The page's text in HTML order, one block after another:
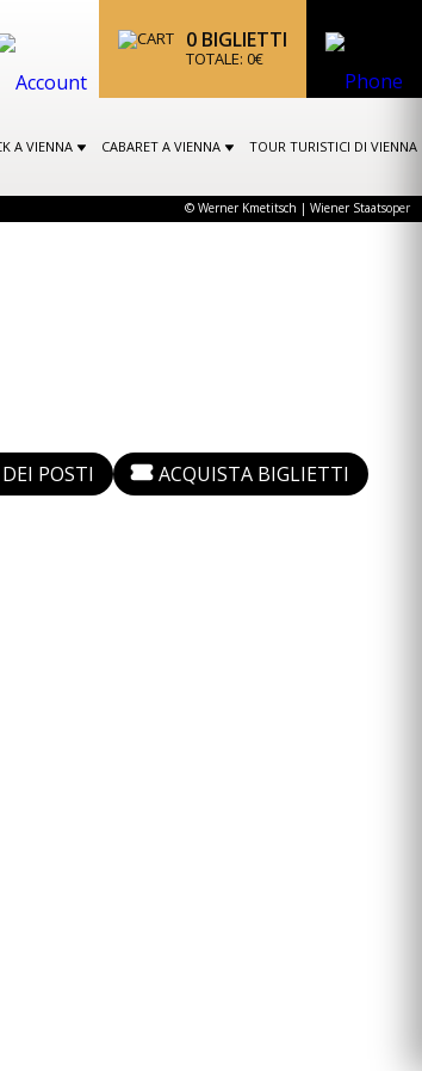
0 BIGLIETTI
TOTALE: 0€
A VIENNA CABARET A VIENNA TOUR TURISTICI DI VIENNA
© Werner Kmetitsch | Wiener Staatsoper
POSTI ACQUISTA BIGLIETTI